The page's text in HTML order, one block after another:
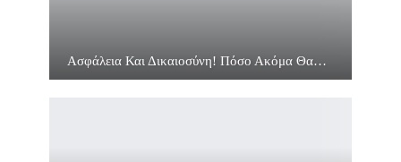
Ασφάλεια Και Δικαιοσύνη! Πόσο Ακόμα Θα…